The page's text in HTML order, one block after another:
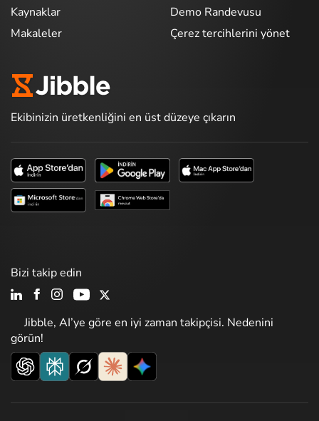
Kaynaklar
Makaleler
Demo Randevusu
Çerez tercihlerini yönet
Ekibinizin üretkenliğini en üst düzeye çıkarın
Jibble, AI’ye göre en iyi zaman takipçisi. Nedenini
görün!
Bizi takip edin